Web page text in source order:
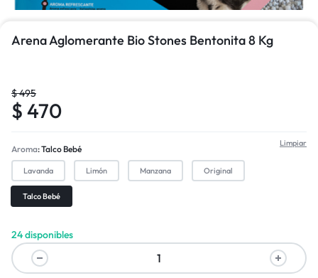
1/2
Arena Aglomerante Bio Stones Bentonita 8 Kg
$495
$ 470
Aroma Talco Bebé
Lavanda Limón Manzana Original
Talco Bebé
Limpiar
24 disponibles